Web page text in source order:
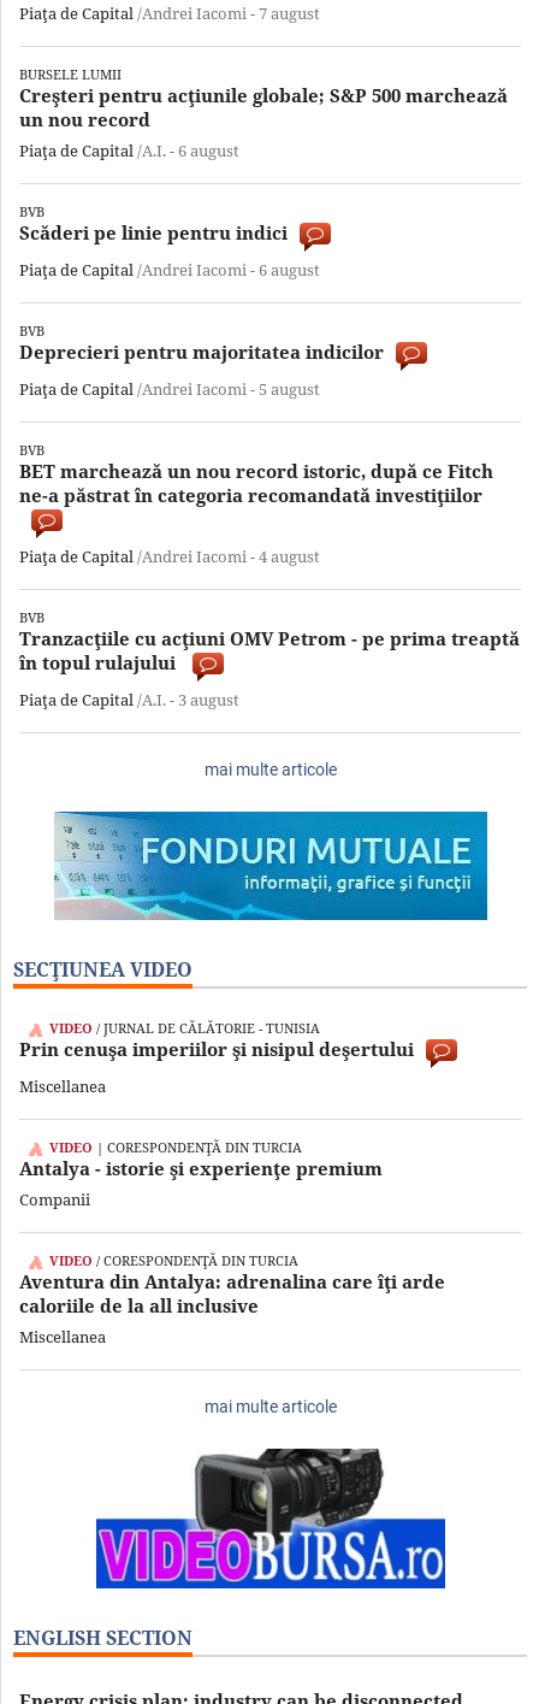
Piaţa de Capital/Andrei Iacomi -7 august
BURSELE LUMII
Creşteri pentru acţiunile globale; S&P 500 marchează
un nou record
Piaţa de Capital/A.I. -6 august
BVB
Scăderi pe linie pentru indici
Piaţa de Capital/Andrei Iacomi -6 august
BVB
Deprecieri pentru majoritatea indicilor
Piaţa de Capital/Andrei Iacomi - 5 august
BVB
BET marchează un nou record istoric, după ce Fitch
ne-a păstrat în categoria recomandată investiţiilor
Piaţa de Capital/Andrei Iacomi -4 august
BVB
Tranzacţiile cu acţiuni OMV Petrom - pe prima treaptă
în topul rulajului
Piaţa de Capital/A.I. - 3 august
mai multe articole
SECŢIUNEA VIDEO
VIDEO / JURNAL DE CĂLĂTORIE - TUNISIA
Prin cenuşa imperiilor şi nisipul deşertului
Miscellanea
VIDEO | CORESPONDENŢĂ DIN TURCIA
Antalya - istorie şi experienţe premium
Companii
VIDEO / CORESPONDENŢĂ DIN TURCIA
Aventura din Antalya: adrenalina care îţi arde
caloriile de la all inclusive
Miscellanea
mai multe articole
ENGLISH SECTION